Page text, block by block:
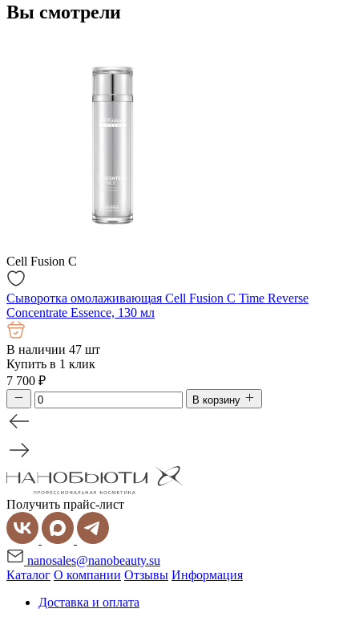
Вы смотрели
Cell Fusion C
Сыворотка омолаживающая Cell Fusion C Time Reverse
Concentrate Essence, 130 мл
В наличии 47 шт
Купить в 1 клик
7 700 ₽
В корзину
Получить прайс-лист
nanosales@nanobeauty.su
Каталог О компании Отзывы Информация
Доставка и оплата